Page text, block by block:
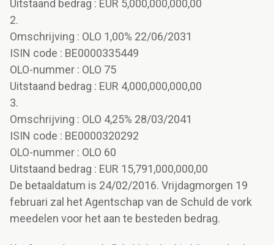
Uitstaand bedrag : EUR 5,000,000,000,00
2.
Omschrijving : OLO 1,00% 22/06/2031
ISIN code : BE0000335449
OLO-nummer : OLO 75
Uitstaand bedrag : EUR 4,000,000,000,00
3.
Omschrijving : OLO 4,25% 28/03/2041
ISIN code : BE0000320292
OLO-nummer : OLO 60
Uitstaand bedrag : EUR 15,791,000,000,00
De betaaldatum is 24/02/2016. Vrijdagmorgen 19
februari zal het Agentschap van de Schuld de vork
meedelen voor het aan te besteden bedrag.